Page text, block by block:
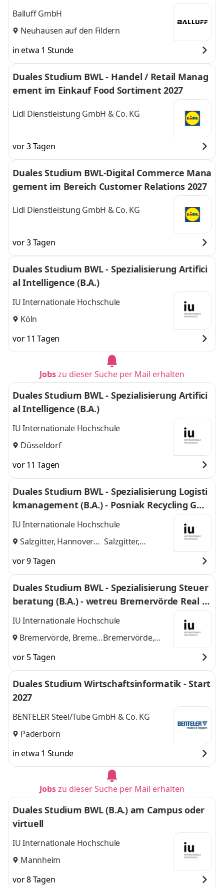
Balluff GmbH
Neuhausen auf den Fildern
in etwa 1 Stunde
Duales Studium BWL - Handel / Retail Manag
ement im Einkauf Food Sortiment 2027
Lidl Dienstleistung GmbH & Co. KG
vor 3 Tagen
Duales Studium BWL-Digital Commerce Mana
gement im Bereich Customer Relations 2027
Lidl Dienstleistung GmbH & Co. KG
vor 3 Tagen
Duales Studium BWL - Spezialisierung Artifici
al Intelligence (B.A.)
IU Internationale Hochschule
Köln
vor 11 Tagen
Jobszu dieser Suche per Mail erhalten
Duales Studium BWL - Spezialisierung Artifici
al Intelligence (B.A.)
IU Internationale Hochschule
Düsseldorf
vor 11 Tagen
Duales Studium BWL - Spezialisierung Logisti
kmanagement (B.A.) - Posniak Recycling Gmb
H
IU Internationale Hochschule
Salzgitter, Hannover
Salzgitter,
vor 9 Tagen
Duales Studium BWL - Spezialisierung Steuer
beratung (B.A.) - wetreu Bremervörde Real Tr
euhand KG Steuerberatungsgesellschaft
IU Internationale Hochschule
Bremervörde, BremenBremervörde,
vor 5 Tagen
Duales Studium Wirtschaftsinformatik - Start
2027
BENTELER Steel/Tube GmbH & Co. KG
Paderborn
in etwa 1 Stunde
Jobszu dieser Suche per Mail erhalten
Duales Studium BWL (B.A.) am Campus oder
virtuell
IU Internationale Hochschule
Mannheim
vor 8 Tagen